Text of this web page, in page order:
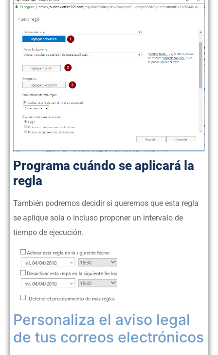
Programa cuándo se aplicará la
regla
También podremos decidir si queremos que esta regla
se aplique sola o incluso proponer un intervalo de
tiempo de ejecución.
Personaliza el aviso legal
de tus correos electrónicos